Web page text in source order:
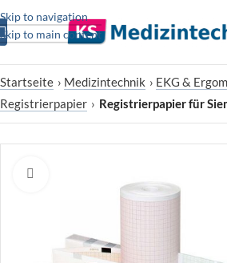
Skip to navigation
Skip to main content
Startseite › Medizintechnik › EKG &
Registrierpapier › Registrierpapier für